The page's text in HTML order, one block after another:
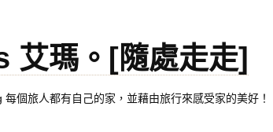
艾瑪。[隨處走走]
個旅人都有自己的家，並藉由旅行來感受家的美好！